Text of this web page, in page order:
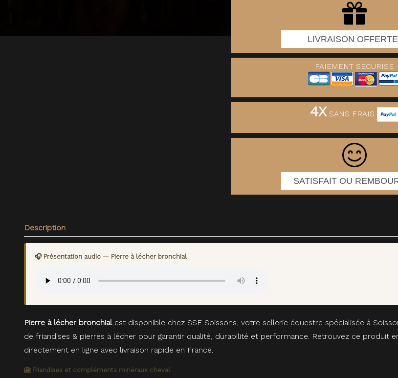
LIVRAISON
PAIEMENT SECURISE
4XSANS FRAIS
SATISFAIT OU
Description
🎧 Présentation audio — Pierre à lécher bronchial
Pierre à lécher bronchialest disponible chez SSE Soissons, votre sellerie équestre spécialisée à
de friandises & pierres à lécher pour garantir qualité, durabilité et performance. Retrouvez ce produit
directement en ligne avec livraison rapide en France.
🎦 Friandises et compléments minéraux cheval